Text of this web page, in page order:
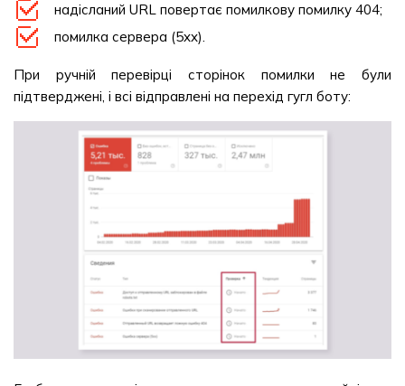
надісланий URL повертає помилкову помилку 404;
помилка сервера (5xx).
При ручній перевірці сторінок помилки не були
підтверджені, і всі відправлені на перехід гугл боту: